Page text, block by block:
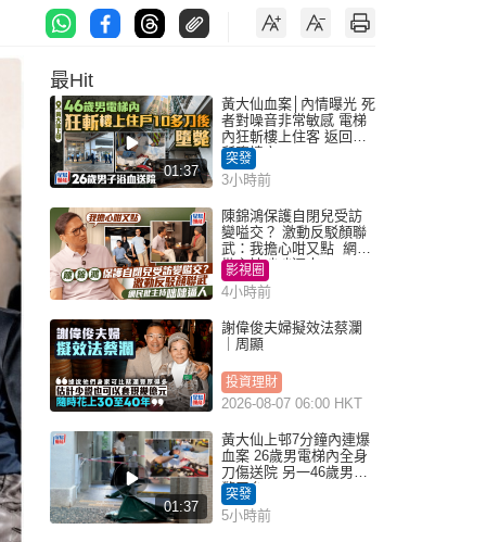
最Hit
01:37
黃大仙血案│內情曝光 死
者對噪音非常敏感 電梯
內狂斬樓上住客 返回住
所墮樓亡
突發
3小時前
陳錦鴻保護自閉兒受訪
變嗌交？ 激動反駁顏聯
武：我擔心咁又點 網民
批主持咄咄逼人
影視圈
4小時前
謝偉俊夫婦擬效法蔡瀾
｜周顯
投資理財
2026-08-07 06:00 HKT
01:37
黃大仙上邨7分鐘內連爆
血案 26歲男電梯內全身
刀傷送院 另一46歲男倒
斃平台
突發
5小時前